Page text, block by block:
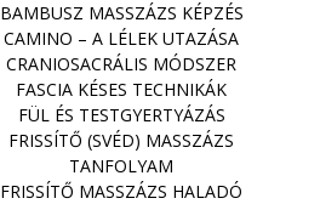
BAMBUSZ MASSZÁZS KÉPZÉS
CAMINO – A LÉLEK UTAZÁSA
CRANIOSACRÁLIS MÓDSZER
FASCIA KÉSES TECHNIKÁK
FÜL ÉS TESTGYERTYÁZÁS
FRISSÍTŐ (SVÉD) MASSZÁZS
TANFOLYAM
FRISSÍTŐ MASSZÁZS HALADÓ